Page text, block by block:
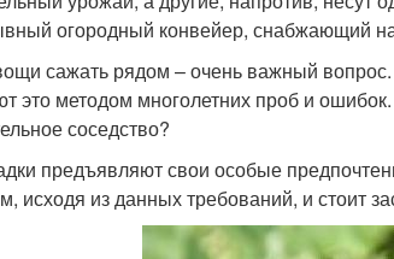
огородный конвейер, снабжающий
сажать рядом – очень важный
это методом многолетних проб и
соседство?
предъявляют свои особые
исходя из данных требований, и стоит